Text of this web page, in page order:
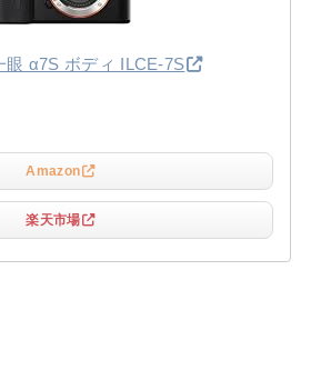
眼 α7S ボディ ILCE-7S
Amazon
楽天市場